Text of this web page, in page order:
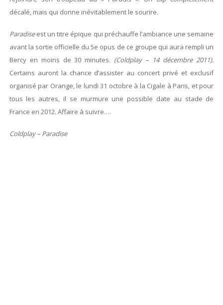
décalé, mais qui donne inévitablement le sourire.
Paradiseest un titre épique qui préchauffe l’ambiance une semaine
avant la sortie officielle du 5e opus de ce groupe qui aura rempli un
Bercy en moins de 30 minutes. (Coldplay – 14 décembre 2011).
Certains auront la chance d’assister au concert privé et exclusif
organisé par Orange, le lundi 31 octobre à la Cigale à Paris, et pour
tous les autres, il se murmure une possible date au stade de
France en 2012. Affaire à suivre….
Coldplay – Paradise